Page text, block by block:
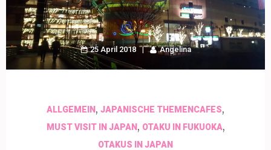
25 April 2018 Angelina
ALLGEMEIN , JAPANISCHE THEMENCAFES,
MUST VISIT IN JAPAN, OTAKU IN FUKUOKA,
OTAKUS IN JAPAN